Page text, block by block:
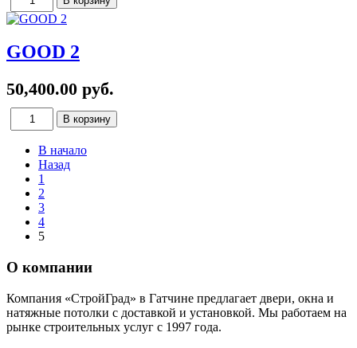
GOOD 2
50,400.00 руб.
В начало
Назад
1
2
3
4
5
О компании
Компания «СтройГрад» в Гатчине предлагает двери, окна и
натяжные потолки с доставкой и установкой. Мы работаем на
рынке строительных услуг с 1997 года.